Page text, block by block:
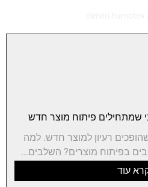
רעיון למוצר חדש. למה
בפיתוח מוצרים? השלבים...
עוד